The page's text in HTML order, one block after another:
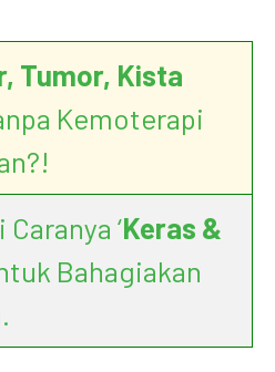
Tumor, Kista
Kemoterapi
‘Keras &
Bahagiakan